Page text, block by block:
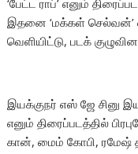
‘பேட்ட ராப்’ எனும்
இதனை ‘மக்கள் செல்வன்’
வெளியிட்டு, படக்
இயக்குநர் எஸ் ஜே சினு
எனும் திரைப்படத்தில்
கான், மைம் கோபி, ரமேஷ்